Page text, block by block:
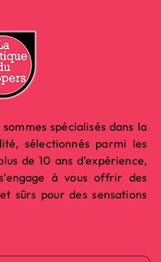
spécialisés dans la
sélectionnés parmi les
de 10 ans d’expérience,
à vous offrir des
sûrs pour des sensations